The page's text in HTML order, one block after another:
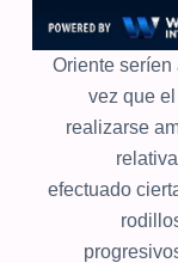
Oriente serí­en
vez que
realizarse
efectuado